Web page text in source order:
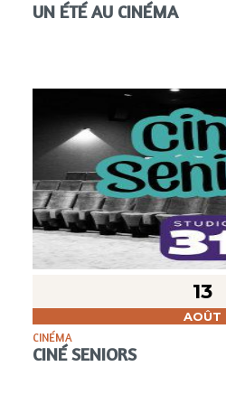
UN ÉTÉ AU CINÉMA
13
AOÛT
CINÉMA
CINÉ SENIORS